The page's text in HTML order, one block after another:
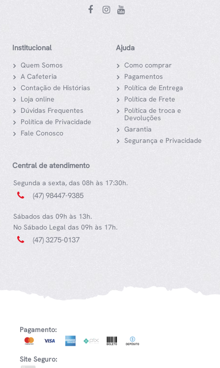
Institucional
Quem Somos
A Cafeteria
Contação de Histórias
Loja online
Dúvidas Frequentes
Política de Privacidade
Fale Conosco
Ajuda
Como comprar
Pagamentos
Política de Entrega
Política de Frete
Política de troca e
Devoluções
Garantia
Segurança e Privacidade
Central de atendimento
Segunda a sexta, das 08h às 17:30h.
(47) 98447-9385
Sábados das 09h às 13h.
No Sábado Legal das 09h às 17h.
(47) 3275-0137
Pagamento:
Site Seguro: